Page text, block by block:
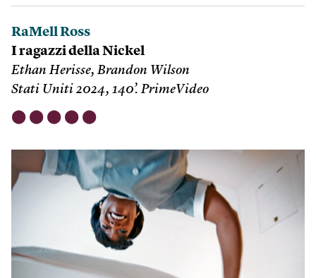
RaMell Ross
I ragazzi della Nickel
Ethan Herisse, Brandon Wilson
Stati Uniti 2024, 140’. PrimeVideo
⬤ ⬤ ⬤ ⬤ ⬤